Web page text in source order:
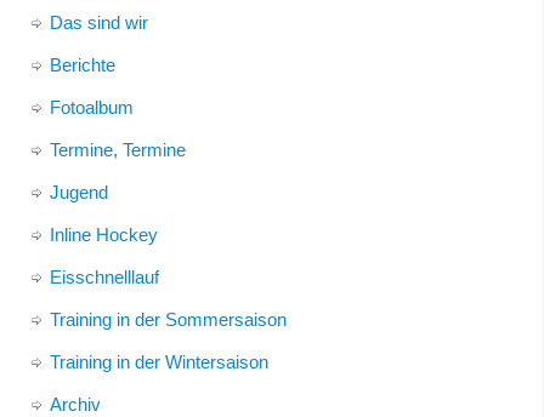
Das sind wir
Berichte
Fotoalbum
Termine, Termine
Jugend
Inline Hockey
Eisschnelllauf
Training in der Sommersaison
Training in der Wintersaison
Archiv